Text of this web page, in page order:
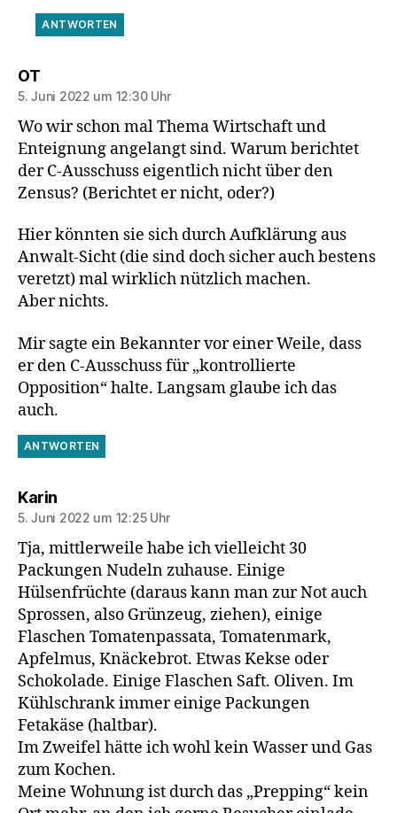
ANTWORTEN
OTsagt:
5. Juni 2022 um 12:30 Uhr
Wo wir schon mal Thema Wirtschaft und
Enteignung angelangt sind. Warum berichtet
der C-Ausschuss eigentlich nicht über den
Zensus? (Berichtet er nicht, oder?)
Hier könnten sie sich durch Aufklärung aus
Anwalt-Sicht (die sind doch sicher auch bestens
veretzt) mal wirklich nützlich machen.
Aber nichts.
Mir sagte ein Bekannter vor einer Weile, dass
er den C-Ausschuss für „kontrollierte
Opposition“ halte. Langsam glaube ich das
auch.
ANTWORTEN
Karinsagt:
5. Juni 2022 um 12:25 Uhr
Tja, mittlerweile habe ich vielleicht 30
Packungen Nudeln zuhause. Einige
Hülsenfrüchte (daraus kann man zur Not auch
Sprossen, also Grünzeug, ziehen), einige
Flaschen Tomatenpassata, Tomatenmark,
Apfelmus, Knäckebrot. Etwas Kekse oder
Schokolade. Einige Flaschen Saft. Oliven. Im
Kühlschrank immer einige Packungen
Fetakäse (haltbar).
Im Zweifel hätte ich wohl kein Wasser und Gas
zum Kochen.
Meine Wohnung ist durch das „Prepping“ kein